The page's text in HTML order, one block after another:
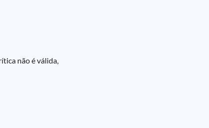
não é válida,